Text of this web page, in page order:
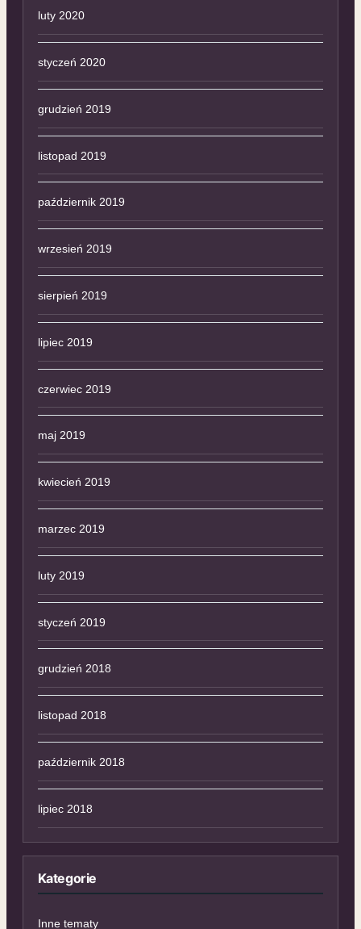
luty 2020
styczeń 2020
grudzień 2019
listopad 2019
październik 2019
wrzesień 2019
sierpień 2019
lipiec 2019
czerwiec 2019
maj 2019
kwiecień 2019
marzec 2019
luty 2019
styczeń 2019
grudzień 2018
listopad 2018
październik 2018
lipiec 2018
Kategorie
Inne tematy